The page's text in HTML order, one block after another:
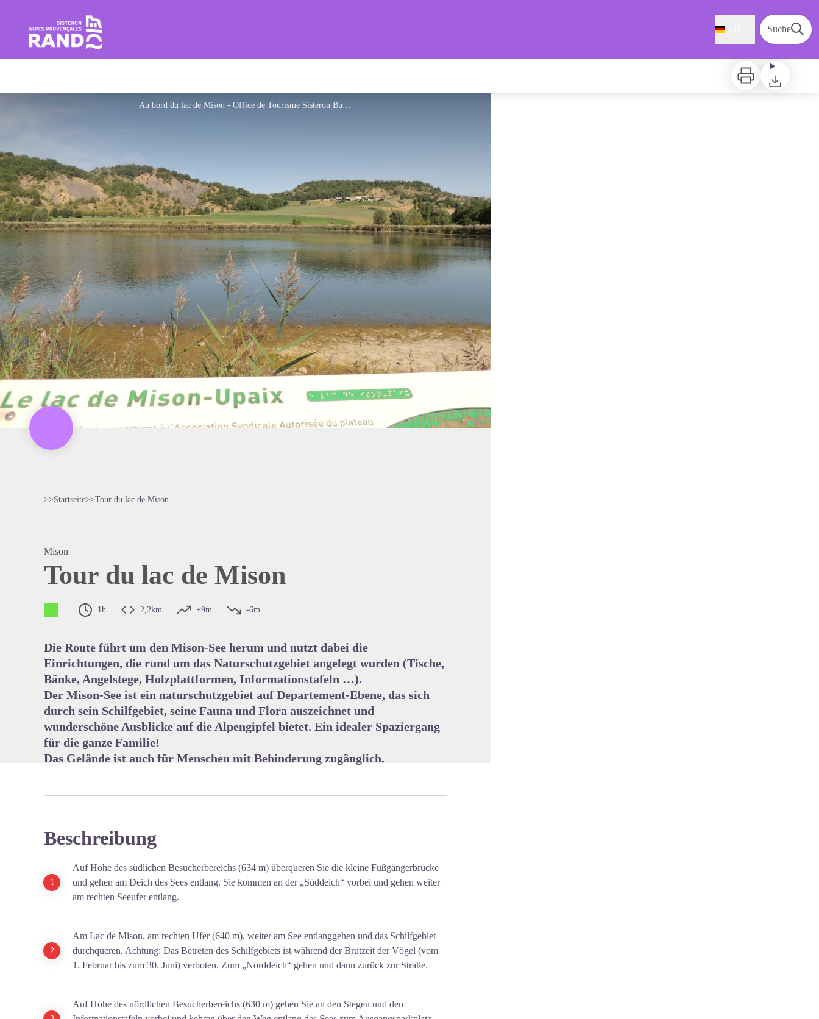
Wandern im Herzen der Sisteron Buëch Baronnies Provençales Suche
Zu druckenHerunterladen
Au bord du lac de Mison - Office de Tourisme Sisteron Buëch
>>Startseite>>Tour du lac de Mison
Mison
Tour du lac de Mison
1h 2,2km +9m -6m
Die Route führt um den Mison-See herum und nutzt dabei die
Einrichtungen, die rund um das Naturschutzgebiet angelegt wurden (Tische,
Bänke, Angelstege, Holzplattformen, Informationstafeln …).
Der Mison-See ist ein naturschutzgebiet auf Departement-Ebene, das sich
durch sein Schilfgebiet, seine Fauna und Flora auszeichnet und
wunderschöne Ausblicke auf die Alpengipfel bietet. Ein idealer Spaziergang
für die ganze Familie!
Das Gelände ist auch für Menschen mit Behinderung zugänglich.
Beschreibung
Auf Höhe des südlichen Besucherbereichs (634 m) überqueren Sie die kleine Fußgängerbrücke
und gehen am Deich des Sees entlang. Sie kommen an der „Süddeich“ vorbei und gehen weiter
am rechten Seeufer entlang.
Am Lac de Mison, am rechten Ufer (640 m), weiter am See entlanggehen und das Schilfgebiet
durchqueren. Achtung: Das Betreten des Schilfgebiets ist während der Brutzeit der Vögel (vom
1. Februar bis zum 30. Juni) verboten. Zum „Norddeich“ gehen und dann zurück zur Straße.
Auf Höhe des nördlichen Besucherbereichs (630 m) gehen Sie an den Stegen und den